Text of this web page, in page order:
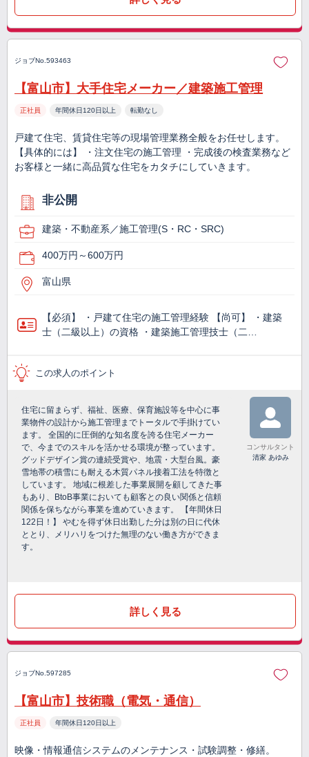
ジョブNo.593463
【富山市】大手住宅メーカー／建築施工管理
正社員 年間休日120日以上 転勤なし
戸建て住宅、賃貸住宅等の現場管理業務全般をお任せします。
【具体的には】 ・注文住宅の施工管理 ・完成後の検査業務など
お客様と一緒に高品質な住宅をカタチにしていきます。
非公開
建築・不動産系／施工管理(S・RC・SRC)
400万円～600万円
富山県
【必須】 ・戸建て住宅の施工管理経験 【尚可】 ・建築
士（二級以上）の資格 ・建築施工管理技士（二…
この求人のポイント
住宅に留まらず、福祉、医療、保育施設等を中心に事
業物件の設計から施工管理までトータルで手掛けてい
ます。 全国的に圧倒的な知名度を誇る住宅メーカー
で、今までのスキルを活かせる環境が整っています。
グッドデザイン賞の連続受賞や、地震・大型台風。豪
雪地帯の積雪にも耐える木質パネル接着工法を特徴と
しています。 地域に根差した事業展開を顧してきた事
もあり、BtoB事業においても顧客との良い関係と信頼
関係を保ちながら事業を進めていきます。 【年間休日
122日！】 やむを得ず休日出勤した分は別の日に代休
ととり、メリハリをつけた無理のない働き方ができま
す。
コンサルタント
清家 あゆみ
詳しく見る
ジョブNo.597285
【富山市】技術職（電気・通信）
正社員 年間休日120日以上
映像・情報通信システムのメンテナンス・試験調整・修繕。